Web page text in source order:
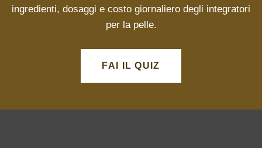
ingredienti, dosaggi e costo giornaliero degli integratori
per la pelle.
FAI IL QUIZ